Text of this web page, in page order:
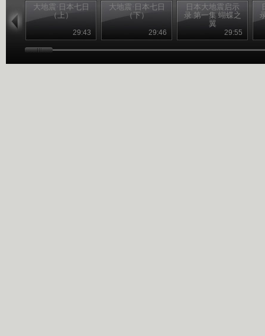
大地震·日本七日
（上）
29:43
大地震·日本七日
（下）
29:46
日本大地震启示
录 第一集 蝴蝶之
翼
29:55